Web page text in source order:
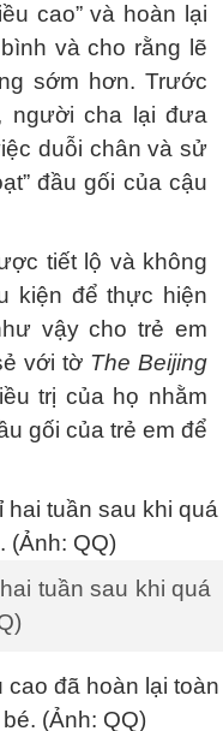
cao” và hoàn lại
và cho rằng lẽ
sớm hơn. Trước
người cha lại đưa
duỗi chân và sử
đầu gối của cậu
tiết lộ và không
kiện để thực hiện
vậy cho trẻ em
với tờ The Beijing
trị của họ nhằm
gối của trẻ em để
tuần sau khi quá